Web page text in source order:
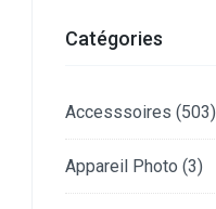
Catégories
Accesssoires (503)
Appareil Photo (3)